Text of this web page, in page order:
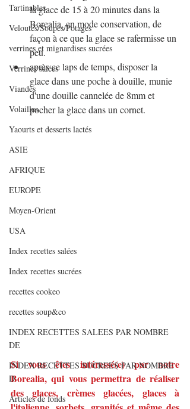
Tartinables
Veloutés/Soupes/Potages
verrines et mignardises sucrées
Verrines salées
Viandes
Volailles
Yaourts et desserts lactés
ASIE
AFRIQUE
EUROPE
Moyen-Orient
USA
Index recettes salées
Index recettes sucrées
recettes cookeo
recettes soup&co
INDEX RECETTES SALEES PAR NOMBRE
DE
INDEX RECETTES SUCREES PAR NOMBRE
D
Articles de fonds
la glace de 15 à 20 minutes dans la
Borealia, en mode conservation, de
façon à ce que la glace se rafermisse un
peu.
après ce laps de temps, disposer la
glace dans une poche à douille, munie
d'une douille cannelée de 8mm et
pocher la glace dans un cornet.
Si vous êtes intéressé(e) par notre
Borealia, qui vous permettra de réaliser
des glaces, crèmes glacées, glaces à